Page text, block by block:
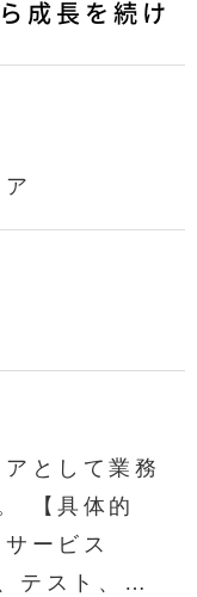
成長を続け
として業務
【具体的
ービス
テスト、…